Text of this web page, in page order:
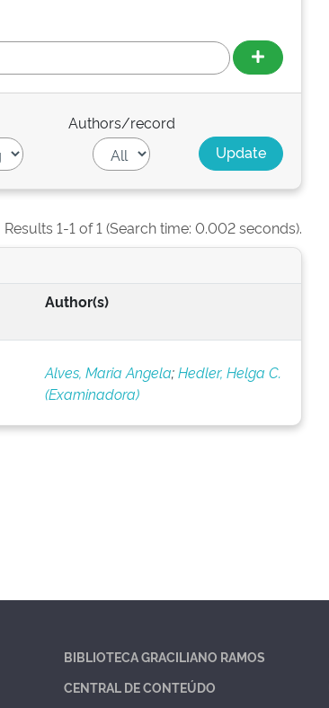
Authors/record
Results 1-1 of 1 (Search time: 0.002 seconds).
Author(s)
Alves, Maria Angela;Hedler, Helga C.
(Examinadora)
BIBLIOTECA GRACILIANO RAMOS
CENTRAL DE CONTEÚDO